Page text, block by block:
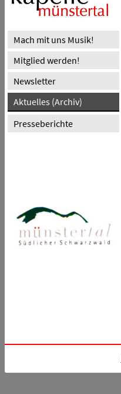
Mach mit uns Musik!
Mitglied werden!
Newsletter
Aktuelles (Archiv)
Presseberichte